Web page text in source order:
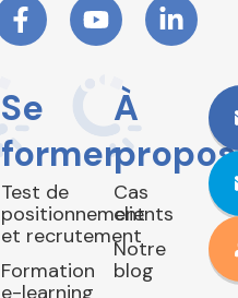
Se
former
Test de
positionnement
et recrutement
Formation
e-learning
À
propos
Cas
clients
Notre
blog